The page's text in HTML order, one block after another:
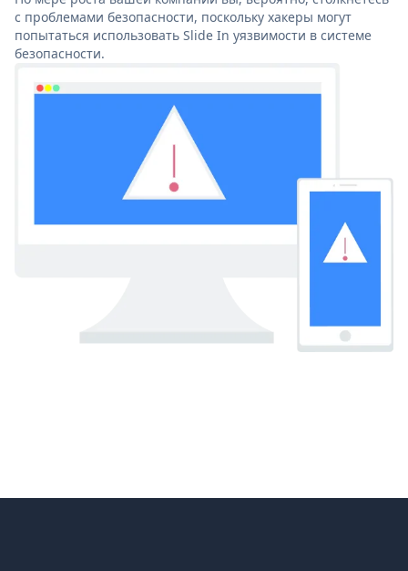
с проблемами безопасности, поскольку хакеры могут
попытаться использовать Slide In уязвимости в системе
безопасности.